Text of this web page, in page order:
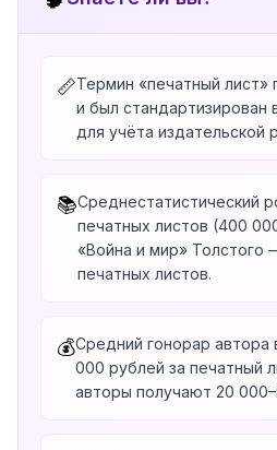
📏Термин «печатный лист»
и был стандартизирован
для учёта издательской
📚Среднестатистический
печатных листов (400
«Война и мир» Толстого
печатных листов.
💰Средний гонорар автора
000 рублей за печатный
авторы получают 20